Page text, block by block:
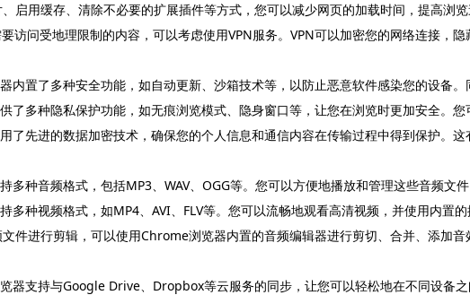
启用缓存、清除不必要的扩展插件等方式，您可以减少网页的加载时间，提高浏览
访问受地理限制的内容，可以考虑使用VPN服务。VPN可以加密您的网络连接，隐
内置了多种安全功能，如自动更新、沙箱技术等，以防止恶意软件感染您的设备
了多种隐私保护功能，如无痕浏览模式、隐身窗口等，让您在浏览时更加安全。您
了先进的数据加密技术，确保您的个人信息和通信内容在传输过程中得到保护。这
多种音频格式，包括MP3、WAV、OGG等。您可以方便地播放和管理这些音频文件
多种视频格式，如MP4、AVI、FLV等。您可以流畅地观看高清视频，并使用内置的
件进行剪辑，可以使用Chrome浏览器内置的音频编辑器进行剪切、合并、添加音
器支持与Google Drive、Dropbox等云服务的同步，让您可以轻松地在不同设备之